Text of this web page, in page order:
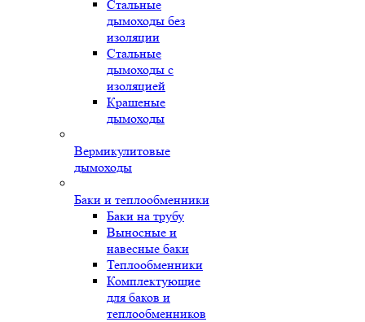
Стальные
дымоходы без
изоляции
Стальные
дымоходы с
изоляцией
Крашеные
дымоходы
Вермикулитовые
дымоходы
Баки и теплообменники
Баки на трубу
Выносные и
навесные баки
Теплообменники
Комплектующие
для баков и
теплообменников